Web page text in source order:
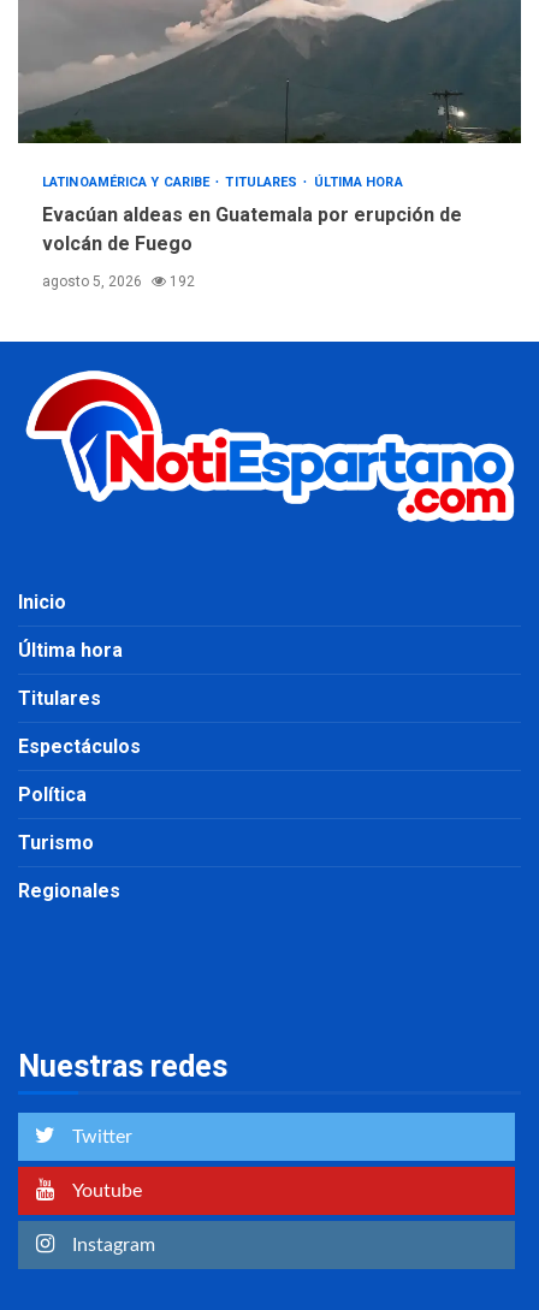
LATINOAMÉRICA Y CARIBE TITULARES ÚLTIMA HORA
Evacúan aldeas en Guatemala por erupción de
volcán de Fuego
agosto 5, 2026 192
Inicio
Última hora
Titulares
Espectáculos
Política
Turismo
Regionales
Nuestras redes
Twitter
Youtube
Instagram